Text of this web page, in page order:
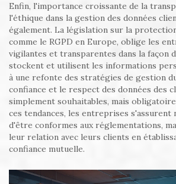
Enfin, l'importance croissante de la
l'éthique dans la gestion des données
également. La législation sur la
comme le RGPD en Europe, oblige les
vigilantes et transparentes dans la façon
stockent et utilisent les informations
à une refonte des stratégies de gestion
confiance et le respect des données des
simplement souhaitables, mais
ces tendances, les entreprises s'assurent
d'être conformes aux réglementations,
leur relation avec leurs clients en
confiance mutuelle.